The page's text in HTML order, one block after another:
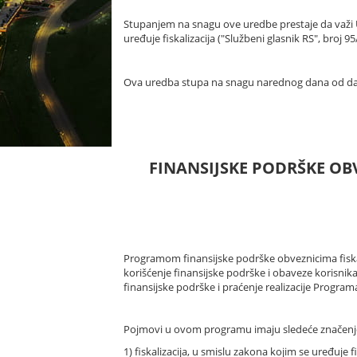
Stupanjem na snagu ove uredbe prestaje da
uređuje fiskalizacija ("Službeni glasnik RS", broj
Ova uredba stupa na snagu narednog dana od
FINANSIJSKE PODRŠKE
Programom finansijske podrške obveznicima
korišćenje finansijske podrške i obaveze
finansijske podrške i praćenje realizacije
Pojmovi u ovom programu imaju sledeće
1) fiskalizacija, u smislu zakona kojim se